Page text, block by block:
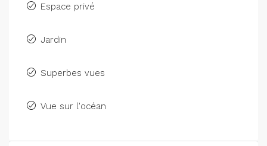
Espace privé
Jardin
Superbes vues
Vue sur l'océan